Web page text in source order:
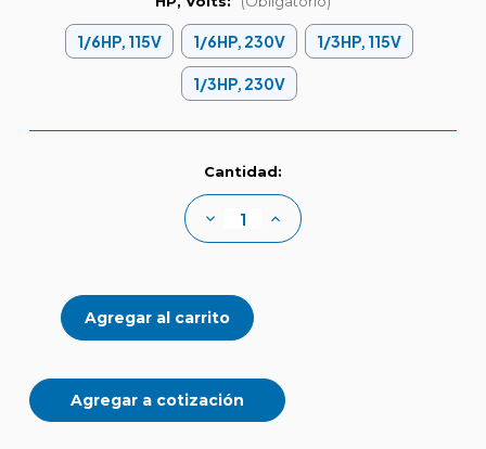
1/6HP, 115V 1/6HP, 230V 1/3HP, 115V
1/3HP, 230V
Cantidad:
Disminuir
cantidad
serie
BPR
Aumentar
cantidad
Agregar a cotización